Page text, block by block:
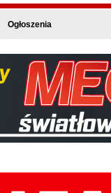
Ogłoszenia